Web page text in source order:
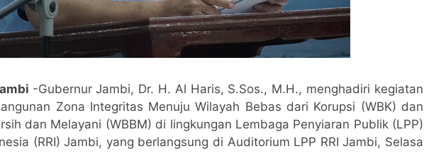
-Gubernur Jambi, Dr. H. Al Haris, S.Sos., M.H., menghadiri kegiatan
Zona Integritas Menuju Wilayah Bebas dari Korupsi (WBK) dan
dan Melayani (WBBM) di lingkungan Lembaga Penyiaran Publik (LPP)
(RRI) Jambi, yang berlangsung di Auditorium LPP RRI Jambi, Selasa